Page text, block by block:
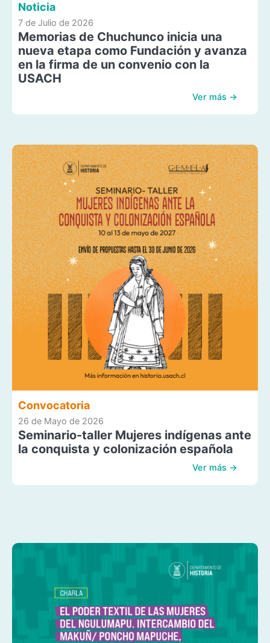
Noticia
7 de Julio de 2026
Memorias de Chuchunco inicia una
nueva etapa como Fundación y avanza
en la firma de un convenio con la
USACH
Ver más →
Convocatoria
26 de Mayo de 2026
Seminario-taller Mujeres indígenas ante
la conquista y colonización española
Ver más →